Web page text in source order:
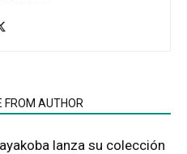
FROM AUTHOR
lanza su colección